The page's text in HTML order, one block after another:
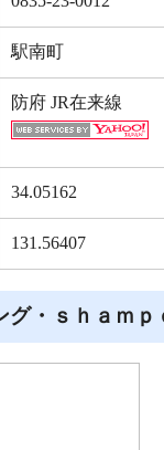
駅南町
防府 JR在来線
34.05162
131.56407
グ・ｓｈａｍ